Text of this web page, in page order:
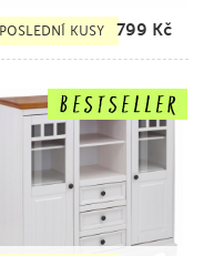
POSLEDNÍ KUSY 799 Kč